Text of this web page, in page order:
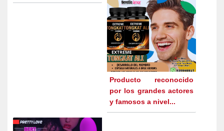
Producto reconocido
por los grandes actores
y famosos a nivel...